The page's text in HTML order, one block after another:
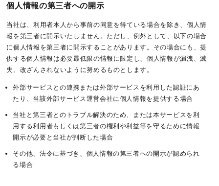
個人情報の第三者への開示
当社は、利用者本人から事前の同意を得ている場合を除き、個人情
報を第三者に開示いたしません。ただし、例外として、以下の場合
に個人情報を第三者に開示することがあります。その場合にも、提
供する個人情報は必要最低限の情報に限定し、個人情報が漏洩、滅
失、改ざんされないように努めるものとします。
外部サービスとの連携または外部サービスを利用した認証にあ
たり、当該外部サービス運営会社に個人情報を提供する場合
当社と第三者とのトラブル解決のため、または本サービスを利
用する利用者もしくは第三者の権利や利益等を守るために情報
開示が必要と当社が判断した場合
その他、法令に基づき、個人情報の第三者への開示が認められ
る場合